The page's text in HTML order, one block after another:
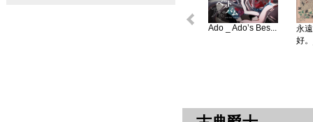
Ado _ Ado’s Bes...
永
好